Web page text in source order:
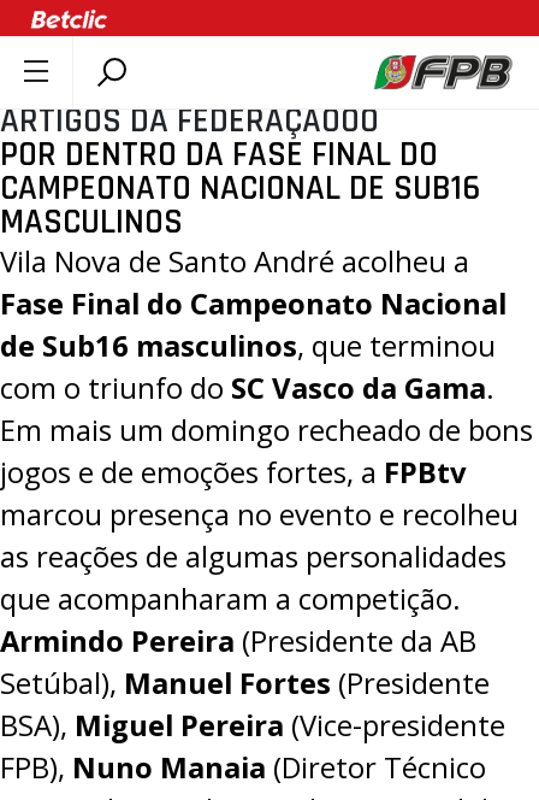
SOBRE A FPB
DOCUMENTOS
ÚLTIMAS
COMPETIÇÕES
ASSOCIAÇÕES
CLUBES
AGENTES
AGENDA
SELEÇÕES
MINIBASQUETE
ÁREA TÉCNICA
PROJETOS
LIGA BETCLIC MASCULINA
LIGA BETCLIC FEMININA
ARTIGOS DA FEDERAÇÃOOO
POR DENTRO DA FASE FINAL DO
CAMPEONATO NACIONAL DE SUB16
MASCULINOS
Vila Nova de Santo André acolheu a
Fase Final do Campeonato Nacional
de Sub16 masculinos, que terminou
com o triunfo do SC Vasco da Gama.
Em mais um domingo recheado de bons
jogos e de emoções fortes, a FPBtv
marcou presença no evento e recolheu
as reações de algumas personalidades
que acompanharam a competição.
Armindo Pereira (Presidente da AB
Setúbal), Manuel Fortes (Presidente
BSA), Miguel Pereira (Vice-presidente
FPB), Nuno Manaia (Diretor Técnico